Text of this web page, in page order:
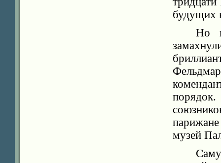
будущих
Но
музей